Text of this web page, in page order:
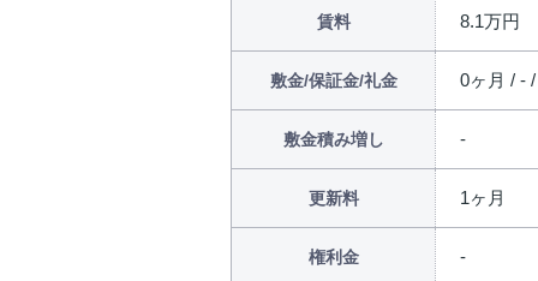
賃料 8.1万円
敷金/保証金/礼金 0ヶ月 / -
敷金積み増し
更新料 1ヶ月
権利金